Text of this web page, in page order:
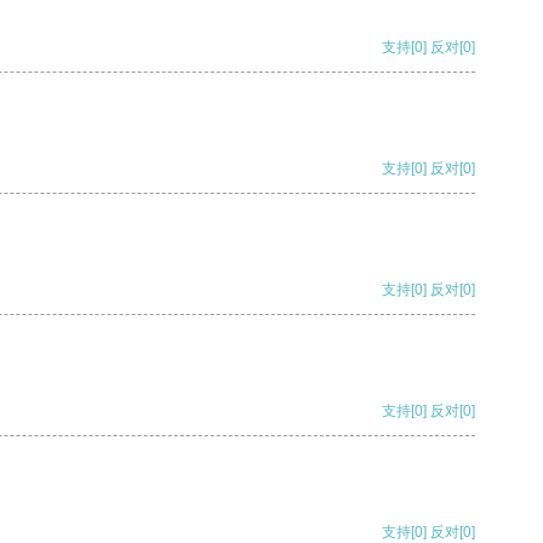
支持[0] 反对[0]
支持[0] 反对[0]
支持[0] 反对[0]
支持[0] 反对[0]
支持[0] 反对[0]